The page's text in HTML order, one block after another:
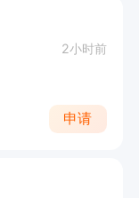
2小时前
申请